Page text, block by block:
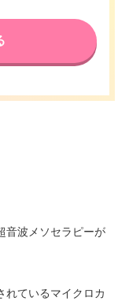
音波メソセラピーが
れているマイクロカ